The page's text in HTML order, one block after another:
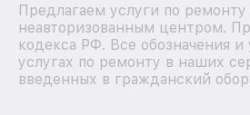
Предлагаем услуги по
неавторизованным центром.
кодекса РФ. Все обозначения
услугах по ремонту в наших
введенных в гражданский